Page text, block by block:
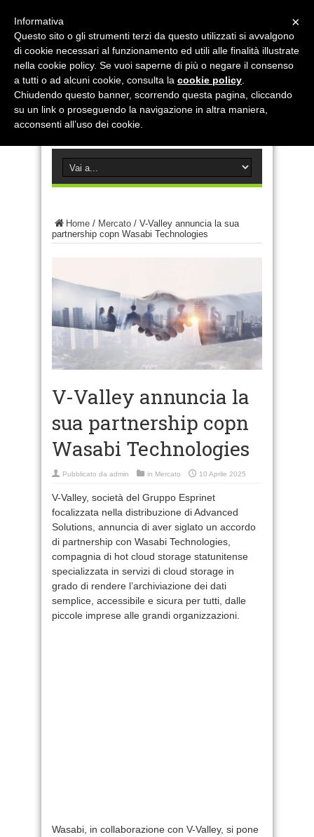
Home / Mercato / V-Valley annuncia la sua
partnership copn Wasabi Technologies
V-Valley annuncia la
sua partnership copn
Wasabi Technologies
Pubblicato da admin in Mercato 10 Aprile 2025
V-Valley, società del Gruppo Esprinet
focalizzata nella distribuzione di Advanced
Solutions, annuncia di aver siglato un accordo
di partnership con Wasabi Technologies,
compagnia di hot cloud storage statunitense
specializzata in servizi di cloud storage in
grado di rendere l’archiviazione dei dati
semplice, accessibile e sicura per tutti, dalle
piccole imprese alle grandi organizzazioni.
Wasabi, in collaborazione con V-Valley, si pone
×
Informativa
Questo sito o gli strumenti terzi da questo utilizzati si avvalgono
di cookie necessari al funzionamento ed utili alle finalità illustrate
nella cookie policy. Se vuoi saperne di più o negare il consenso
a tutti o ad alcuni cookie, consulta la cookie policy
Chiudendo questo banner, scorrendo questa pagina, cliccando
su un link o proseguendo la navigazione in altra maniera,
acconsenti all’uso dei cookie.